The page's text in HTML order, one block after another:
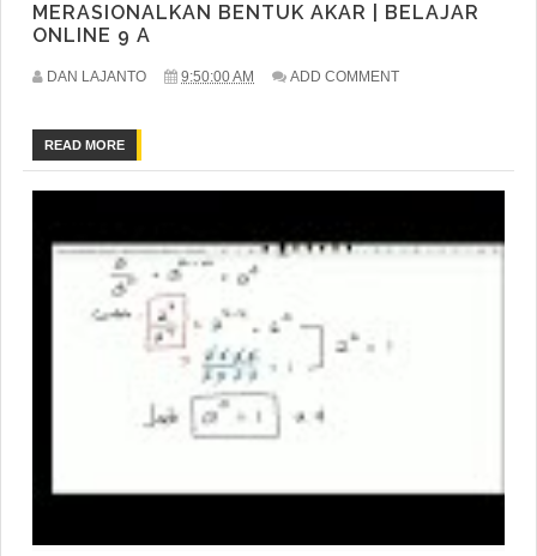
MERASIONALKAN BENTUK AKAR | BELAJAR
ONLINE 9 A
DAN LAJANTO 9:50:00 AM ADD COMMENT
READ MORE